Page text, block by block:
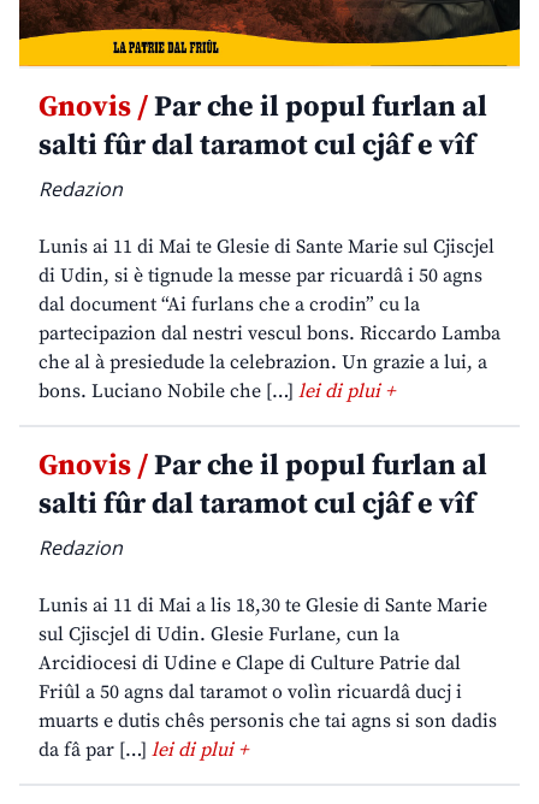
Gnovis /Par che il popul furlan al
salti fûr dal taramot cul cjâf e vîf
Redazion
Lunis ai 11 di Mai te Glesie di Sante Marie sul Cjiscjel
di Udin, si è tignude la messe par ricuardâ i 50 agns
dal document “Ai furlans che a crodin” cu la
partecipazion dal nestri vescul bons. Riccardo Lamba
che al à presiedude la celebrazion. Un grazie a lui, a
bons. Luciano Nobile che […] lei di plui +
Gnovis /Par che il popul furlan al
salti fûr dal taramot cul cjâf e vîf
Redazion
Lunis ai 11 di Mai a lis 18,30 te Glesie di Sante Marie
sul Cjiscjel di Udin. Glesie Furlane, cun la
Arcidiocesi di Udine e Clape di Culture Patrie dal
Friûl a 50 agns dal taramot o volìn ricuardâ ducj i
muarts e dutis chês personis che tai agns si son dadis
da fâ par […] lei di plui +